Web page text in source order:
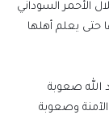
40 متطوعا من الهلال الأحمر السوداني
حتى يعلم أهلها
الله صعوبة
وصعوبة